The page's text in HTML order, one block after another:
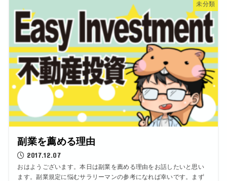
未分類
副業を薦める理由
2017.12.07
おはようございます。本日は副業を薦める理由をお話したいと思い
ます。副業規定に悩むサラリーマンの参考になれば幸いです。まず